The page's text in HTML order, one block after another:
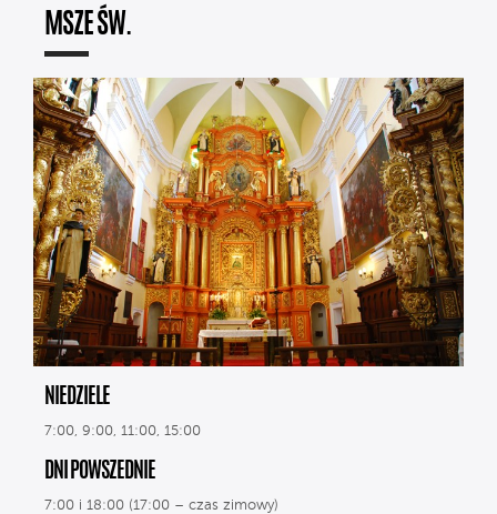
MSZE ŚW.
NIEDZIELE
7:00, 9:00, 11:00, 15:00
DNI POWSZEDNIE
7:00 i 18:00 (17:00 – czas zimowy)